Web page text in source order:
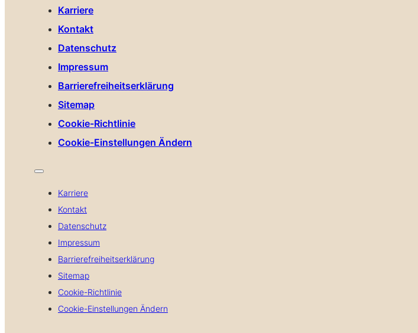
Karriere
Kontakt
Datenschutz
Impressum
Barrierefreiheitserklärung
Sitemap
Cookie-Richtlinie
Cookie-Einstellungen Ändern
Karriere
Kontakt
Datenschutz
Impressum
Barrierefreiheitserklärung
Sitemap
Cookie-Richtlinie
Cookie-Einstellungen Ändern